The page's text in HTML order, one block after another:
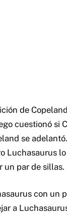
de
cuestionó si
se
Luchasaurus
un par de sillas.
con un
a